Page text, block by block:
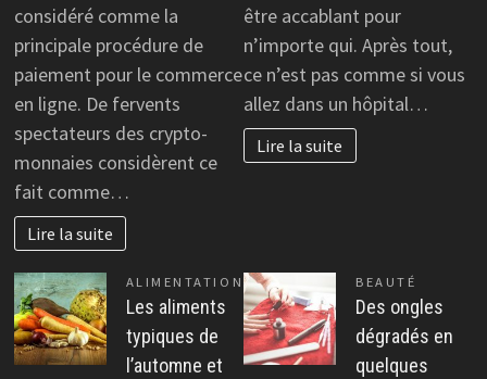
considéré comme la
principale procédure de
paiement pour le commerce
en ligne. De fervents
spectateurs des crypto-
monnaies considèrent ce
fait comme…
Lire la suite
être accablant pour
n’importe qui. Après tout,
ce n’est pas comme si vous
allez dans un hôpital…
Lire la suite
ALIMENTATION
Les aliments
typiques de
l’automne et
BEAUTÉ
Des ongles
dégradés en
quelques